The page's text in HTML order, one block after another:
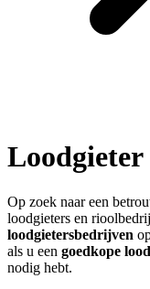
Loodgieter
Op zoek naar een
loodgieters en
loodgietersbedrijven
als u een goedkope
nodig hebt.